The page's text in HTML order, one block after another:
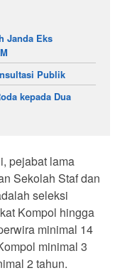
Janda Eks
Publik
kepada Dua
pejabat lama
Sekolah Staf dan
seleksi
Kompol hingga
minimal 14
minimal 3
2 tahun.